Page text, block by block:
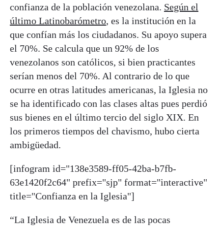
confianza de la población venezolana. Según el
último Latinobarómetro, es la institución en la
que confían más los ciudadanos. Su apoyo supera
el 70%. Se calcula que un 92% de los
venezolanos son católicos, si bien practicantes
serían menos del 70%. Al contrario de lo que
ocurre en otras latitudes americanas, la Iglesia no
se ha identificado con las clases altas pues perdió
sus bienes en el último tercio del siglo XIX. En
los primeros tiempos del chavismo, hubo cierta
ambigüedad.
[infogram id="138e3589-ff05-42ba-b7fb-
63e1420f2c64" prefix="sjp" format="interactive"
title="Confianza en la Iglesia"]
“La Iglesia de Venezuela es de las pocas